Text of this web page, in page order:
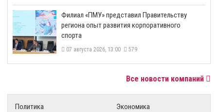
​Филиал «ПМУ» представил Правительству
региона опыт развития корпоративного
спорта
07 августа 2026, 13:00 579
Все новости компаний
Политика
Экономика